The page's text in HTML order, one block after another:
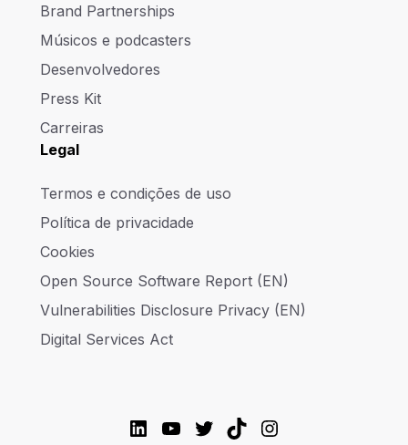
Brand Partnerships
Músicos e podcasters
Desenvolvedores
Press Kit
Carreiras
Legal
Termos e condições de uso
Política de privacidade
Cookies
Open Source Software Report (EN)
Vulnerabilities Disclosure Privacy (EN)
Digital Services Act
LinkedIn
YouTube
Twitter
TikTokInstagram